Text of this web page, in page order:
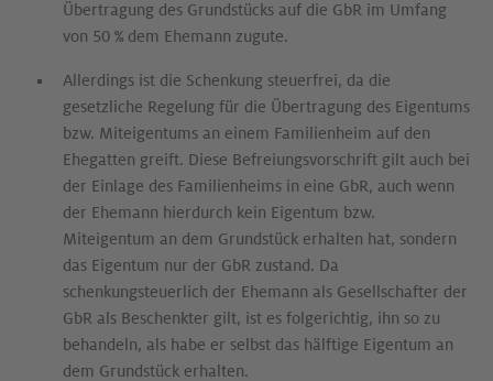
Übertragung des Grundstücks auf die GbR im Umfang
von 50 % dem Ehemann zugute.
Allerdings ist die Schenkung steuerfrei, da die
gesetzliche Regelung für die Übertragung des Eigentums
bzw. Miteigentums an einem Familienheim auf den
Ehegatten greift. Diese Befreiungsvorschrift gilt auch bei
der Einlage des Familienheims in eine GbR, auch wenn
der Ehemann hierdurch kein Eigentum bzw.
Miteigentum an dem Grundstück erhalten hat, sondern
das Eigentum nur der GbR zustand. Da
schenkungsteuerlich der Ehemann als Gesellschafter der
GbR als Beschenkter gilt, ist es folgerichtig, ihn so zu
behandeln, als habe er selbst das hälftige Eigentum an
dem Grundstück erhalten.